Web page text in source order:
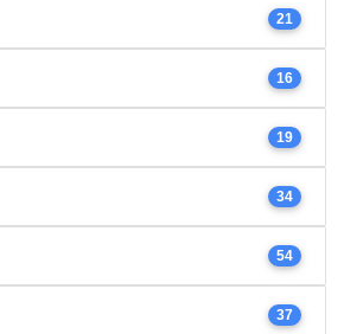
21
16
19
34
54
37